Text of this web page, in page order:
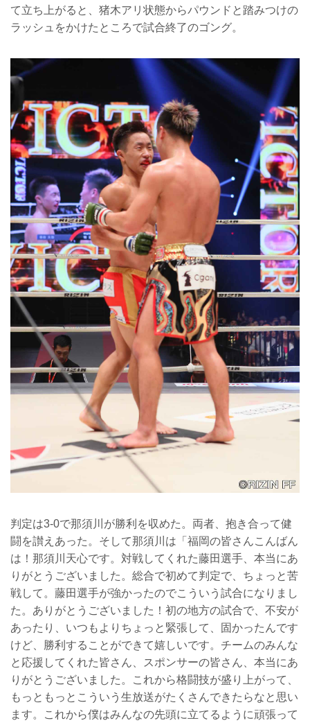
て立ち上がると、猪木アリ状態からパウンドと踏みつけの
ラッシュをかけたところで試合終了のゴング。
判定は3-0で那須川が勝利を収めた。両者、抱き合って健
闘を讃えあった。そして那須川は「福岡の皆さんこんばん
は！那須川天心です。対戦してくれた藤田選手、本当にあ
りがとうございました。総合で初めて判定で、ちょっと苦
戦して。藤田選手が強かったのでこういう試合になりまし
た。ありがとうございました！初の地方の試合で、不安が
あったり、いつもよりちょっと緊張して、固かったんです
けど、勝利することができて嬉しいです。チームのみんな
と応援してくれた皆さん、スポンサーの皆さん、本当にあ
りがとうございました。これから格闘技が盛り上がって、
もっともっとこういう生放送がたくさんできたらなと思い
ます。これから僕はみんなの先頭に立てるように頑張って